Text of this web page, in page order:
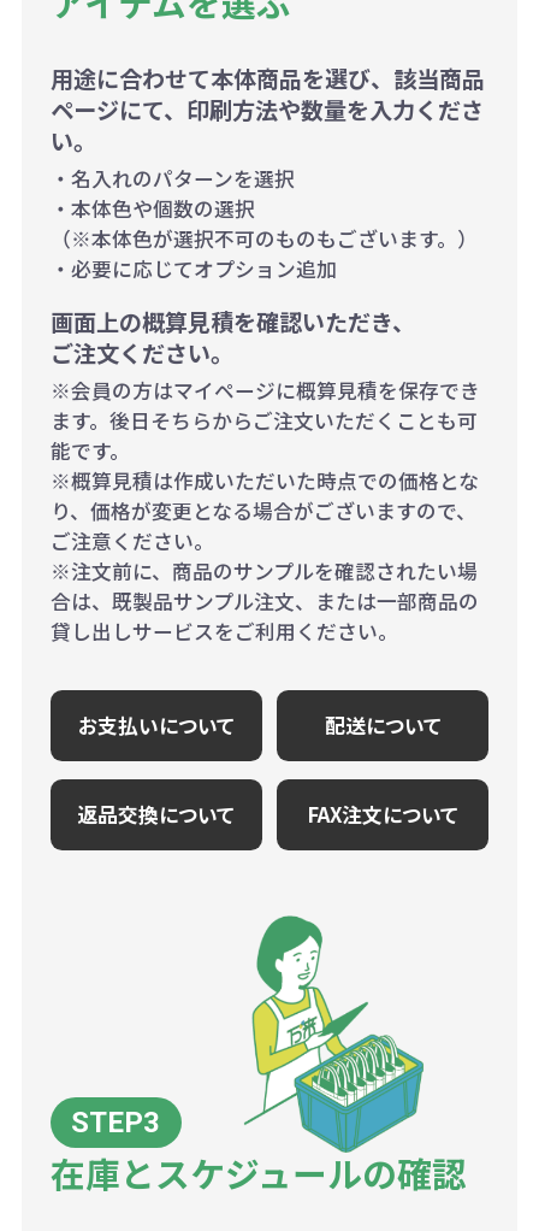
用途に合わせて本体商品を選び、該当商品
ページにて、印刷方法や数量を入力くださ
い。
・名入れのパターンを選択
・本体色や個数の選択
（※本体色が選択不可のものもございます。）
・必要に応じてオプション追加
画面上の概算見積を確認いただき、
ご注文ください。
※会員の方はマイページに概算見積を保存でき
ます。後日そちらからご注文いただくことも可
能です。
※概算見積は作成いただいた時点での価格とな
り、価格が変更となる場合がございますので、
ご注意ください。
※注文前に、商品のサンプルを確認されたい場
合は、既製品サンプル注文、または一部商品の
貸し出しサービスをご利用ください。
お支払いについて 配送について
返品交換について FAX注文について
在庫とスケジュールの確認